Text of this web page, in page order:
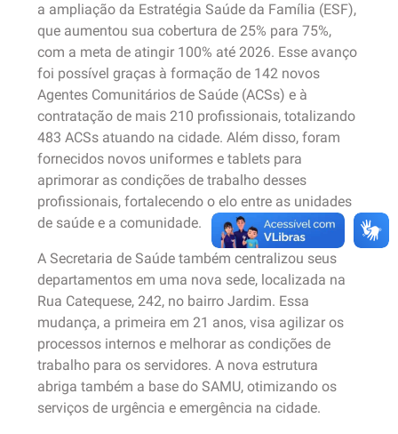
a ampliação da Estratégia Saúde da Família (ESF),
que aumentou sua cobertura de 25% para 75%,
com a meta de atingir 100% até 2026. Esse avanço
foi possível graças à formação de 142 novos
Agentes Comunitários de Saúde (ACSs) e à
contratação de mais 210 profissionais, totalizando
483 ACSs atuando na cidade. Além disso, foram
fornecidos novos uniformes e tablets para
aprimorar as condições de trabalho desses
profissionais, fortalecendo o elo entre as unidades
de saúde e a comunidade.
A Secretaria de Saúde também centralizou seus
departamentos em uma nova sede, localizada na
Rua Catequese, 242, no bairro Jardim. Essa
mudança, a primeira em 21 anos, visa agilizar os
processos internos e melhorar as condições de
trabalho para os servidores. A nova estrutura
abriga também a base do SAMU, otimizando os
serviços de urgência e emergência na cidade.